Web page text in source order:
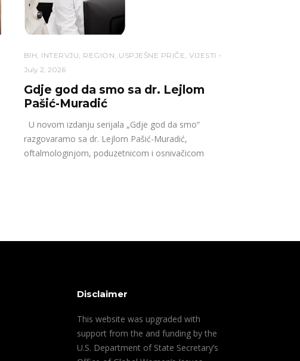
BIH, INTERVJU, REGION, USPJEŠNE PRIČE,VIJESTI
July 2, 2026
Gdje god da smo sa dr. Lejlom
Pašić-Muradić
U novom izdanju serijala „Gdje god da smo“
razgovaramo sa dr. Lejlom Pašić-Muradić,
oftalmologinjom, poduzetnicom i osnivačicom
Disclaimer
This website was upgraded with
support from the and funding by the
U.S. Department of State Secretary’s